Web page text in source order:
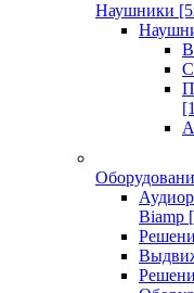
Наушники
Biamp